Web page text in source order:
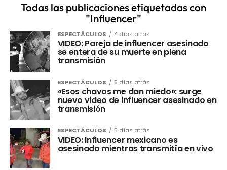
Todas las publicaciones etiquetadas con
"Influencer"
ESPECTÁCULOS 4 días atrás
VIDEO: Pareja de influencer asesinado
se entera de su muerte en plena
transmisión
ESPECTÁCULOS 5 días atrás
«Esos chavos me dan miedo»: surge
nuevo video de influencer asesinado en
transmisión
ESPECTÁCULOS 5 días atrás
VIDEO: Influencer mexicano es
asesinado mientras transmitía en vivo